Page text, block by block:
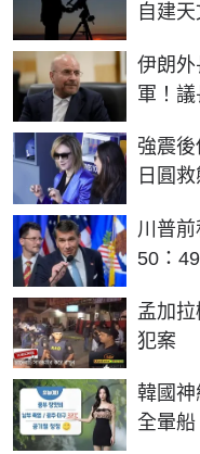
自建
伊朗
軍！
強震
日圓
川普
50：
孟加
犯案
韓國
全暈